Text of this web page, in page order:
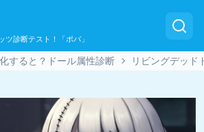
診断テスト！「ポバ」
すると？ドール属性診断 リビングデッド